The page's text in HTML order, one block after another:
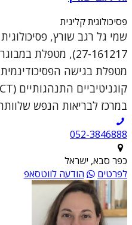
פסיכולוגית קלינית
שמי גל רגב שורץ,
מטפלת בגישה
במרכז לבריאות הנפש
052-3846888
כפר סבא, ישראל
לפרטים
הודעה לווטסאפ